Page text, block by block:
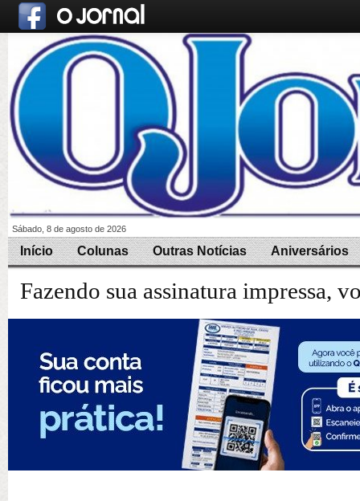
Sábado, 8 de agosto de 2026
Início Colunas Outras Notícias Aniversários
Fazendo sua assinatura impressa,